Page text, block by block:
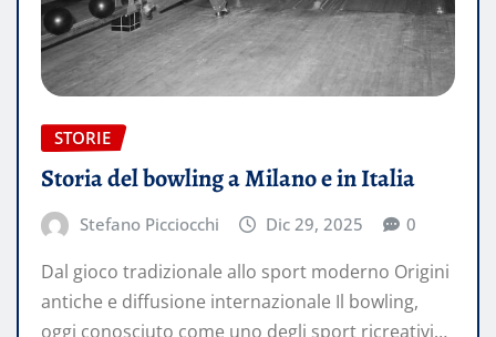
STORIE
Storia del bowling a Milano e in Italia
Stefano Picciocchi Dic 29, 2025 0
Dal gioco tradizionale allo sport moderno Origini
antiche e diffusione internazionale Il bowling,
oggi conosciuto come uno degli sport ricreativi…